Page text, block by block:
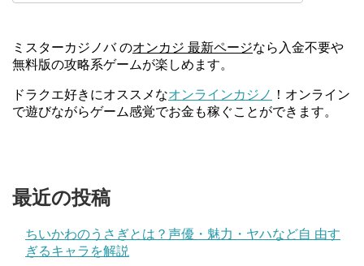
ミスターカジノバ のオンカジ 最新ページなら入金不要や
無料版の攻略系ゲームが楽しめます。
ドラクエ好きにオススメなオンラインカジノ ！オンライン
で遊びながらゲーム感覚でお金も稼ぐことができます。
最近の投稿
ちいかわのうさぎとは？声優・魅力・ヤハなど自 由す
ぎるキャラを解説